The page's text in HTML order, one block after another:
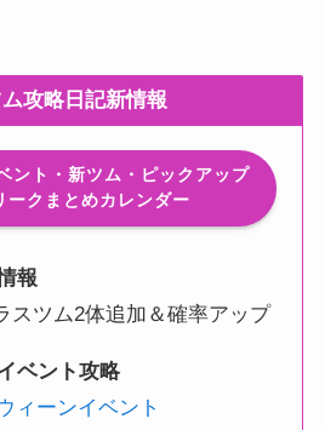
攻略日記新情報
ント・新ツム・ピックアップ
ークまとめカレンダー
報
スツム2体追加＆確率アップ
ベント攻略
ィーンイベント